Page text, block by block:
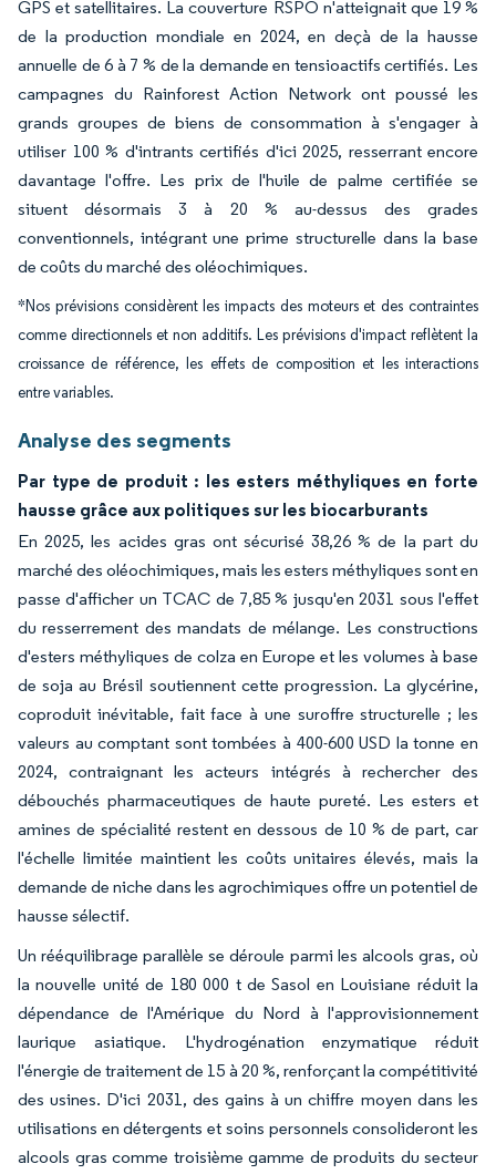
GPS et satellitaires. La couverture RSPO n'atteignait que 19 %
de la production mondiale en 2024, en deçà de la hausse
annuelle de 6 à 7 % de la demande en tensioactifs certifiés. Les
campagnes du Rainforest Action Network ont poussé les
grands groupes de biens de consommation à s'engager à
utiliser 100 % d'intrants certifiés d'ici 2025, resserrant encore
davantage l'offre. Les prix de l'huile de palme certifiée se
situent désormais 3 à 20 % au-dessus des grades
conventionnels, intégrant une prime structurelle dans la base
de coûts du marché des oléochimiques.
*Nos prévisions considèrent les impacts des moteurs et des contraintes
comme directionnels et non additifs. Les prévisions d'impact reflètent la
croissance de référence, les effets de composition et les interactions
entre variables.
Analyse des segments
Par type de produit : les esters méthyliques en forte
hausse grâce aux politiques sur les biocarburants
En 2025, les acides gras ont sécurisé 38,26 % de la part du
marché des oléochimiques, mais les esters méthyliques sont en
passe d'afficher un TCAC de 7,85 % jusqu'en 2031 sous l'effet
du resserrement des mandats de mélange. Les constructions
d'esters méthyliques de colza en Europe et les volumes à base
de soja au Brésil soutiennent cette progression. La glycérine,
coproduit inévitable, fait face à une suroffre structurelle ; les
valeurs au comptant sont tombées à 400-600 USD la tonne en
2024, contraignant les acteurs intégrés à rechercher des
débouchés pharmaceutiques de haute pureté. Les esters et
amines de spécialité restent en dessous de 10 % de part, car
l'échelle limitée maintient les coûts unitaires élevés, mais la
demande de niche dans les agrochimiques offre un potentiel de
hausse sélectif.
Un rééquilibrage parallèle se déroule parmi les alcools gras, où
la nouvelle unité de 180 000 t de Sasol en Louisiane réduit la
dépendance de l'Amérique du Nord à l'approvisionnement
laurique asiatique. L'hydrogénation enzymatique réduit
l'énergie de traitement de 15 à 20 %, renforçant la compétitivité
des usines. D'ici 2031, des gains à un chiffre moyen dans les
utilisations en détergents et soins personnels consolideront les
alcools gras comme troisième gamme de produits du secteur